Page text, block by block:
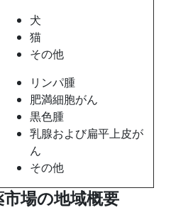
犬
猫
その他
リンパ腫
肥満細胞がん
黒色腫
乳腺および扁平上皮が
ん
その他
場の地域概要